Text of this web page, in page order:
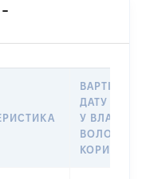
ВАРТІСТЬ
ДАТУ
У